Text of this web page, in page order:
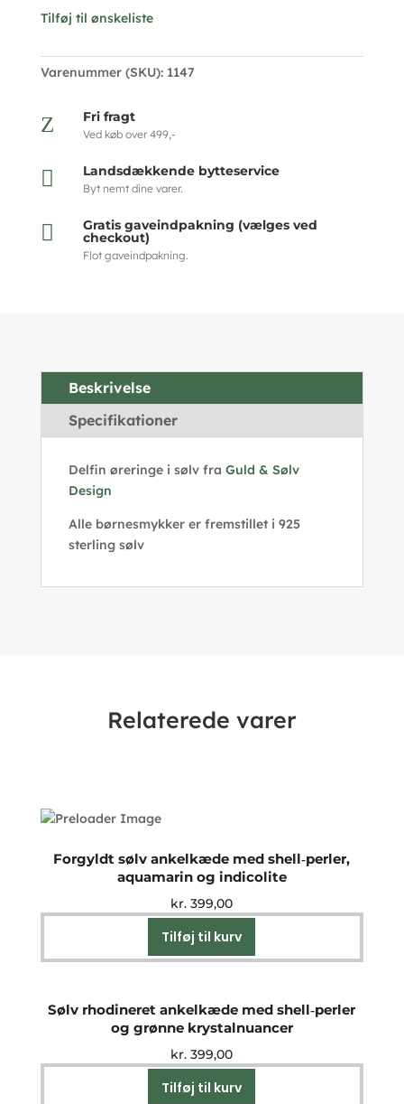
Tilføj til ønskeliste
Varenummer (SKU): 1147
Z Fri fragt
Ved køb over 499,-
 Landsdækkende bytteservice
Byt nemt dine varer.
 Gratis gaveindpakning (vælges ved
checkout)
Flot gaveindpakning.
Beskrivelse
Specifikationer
Delfin øreringe i sølv fra Guld & Sølv
Design
Alle børnesmykker er fremstillet i 925
sterling sølv
Relaterede varer
Forgyldt sølv ankelkæde med shell‑perler,
aquamarin og indicolite
kr. 399,00
Tilføj til kurv
Sølv rhodineret ankelkæde med shell‑perler
og grønne krystalnuancer
kr. 399,00
Tilføj til kurv